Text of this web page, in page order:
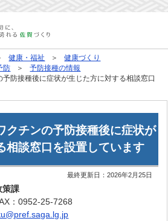
健康・福祉
健康づくり
防
予防接種の情報
防接種後に症状が生じた方に対する相談窓口
クチンの予防接種後に症状が
相談窓口を設置しています
最終更新日：2026年2月25日
課
：0952-25-7268